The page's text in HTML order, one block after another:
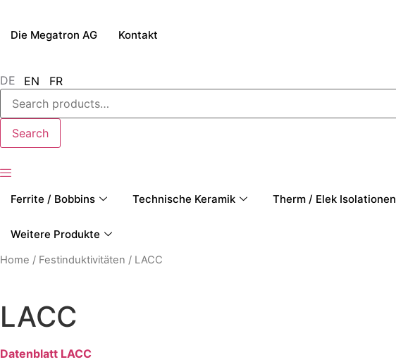
Die Megatron AG Kontakt
DE EN
FR
Search
for:
Search
Ferrite / Bobbins Technische Keramik Therm / Elek Isolationen
Weitere Produkte
Home / Festinduktivitäten / LACC
LACC
Datenblatt LACC